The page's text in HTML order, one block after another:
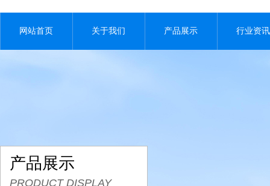
网站首页 关于我们 产品展示 行业资讯
产品展示
PRODUCT DISPLAY